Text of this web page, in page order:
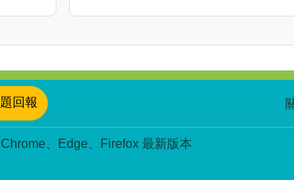
回報
、Edge、Firefox 最新版本